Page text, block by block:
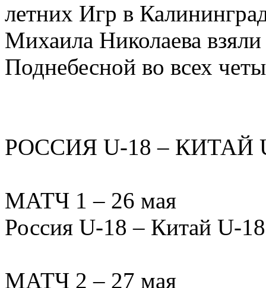
летних Игр в
Михаила Николаева
Поднебесной во всех
РОССИЯ U-18 – КИТАЙ
МАТЧ 1 – 26 мая
Россия U-18 – Китай U-
МАТЧ 2 – 27 мая